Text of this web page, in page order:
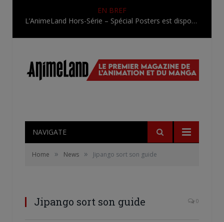
EN BREF
L’AnimeLand Hors-Série – Spécial Posters est disponible !
NAVIGATE
Home » News » Jipango sort son guide
Jipango sort son guide 0